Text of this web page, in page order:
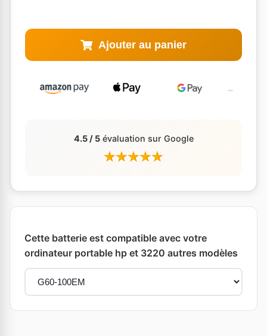
Ajouter au panier
4.5 / 5évaluation sur Google
Cette batterie est compatible avec votre
ordinateur portable hp et 3220 autres modèles